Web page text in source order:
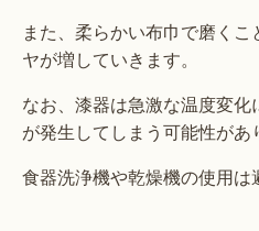
また、柔らかい布巾で磨く
ヤが増していきます。
なお、漆器は急激な温度変化
が発生してしまう可能性があ
食器洗浄機や乾燥機の使用は